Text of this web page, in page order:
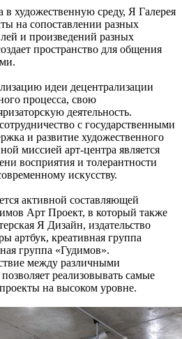
художественную среду, Я Галерея
на сопоставлении разных
и произведений разных
пространство для общения
идеи децентрализации
процесса, свою
деятельность.
с государственными
и развитие художественного
миссией арт-центра является
восприятия и толерантности
искусству.
активной составляющей
Арт Проект, в который также
Я Дизайн, издательство
артбук, креативная группа
группа «Гудимов».
между различными
реализовывать самые
на высоком уровне.